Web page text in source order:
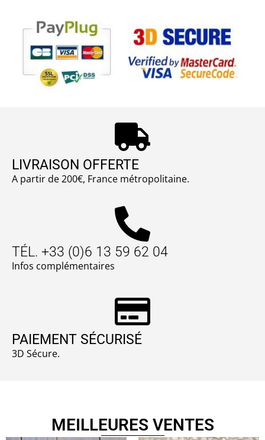
LIVRAISON OFFERTE
A partir de 200€, France métropolitaine.
TÉL. +33 (0)6 13 59 62 04
Infos complémentaires
PAIEMENT SÉCURISÉ
3D Sécure.
MEILLEURES VENTES